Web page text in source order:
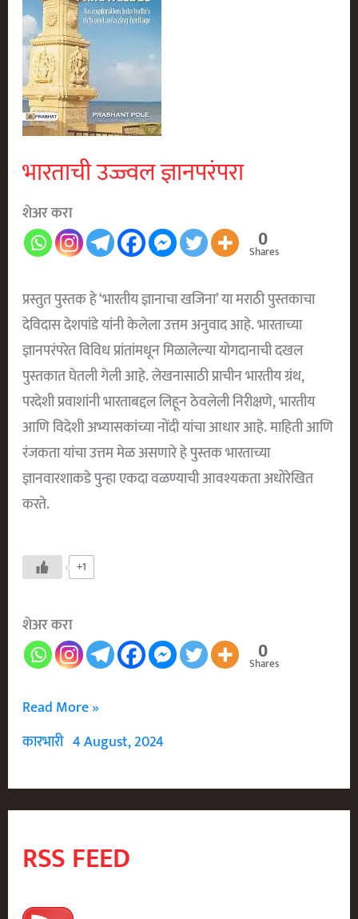
भारताची उज्ज्वल ज्ञानपरंपरा
शेअर करा
0
Shares
प्रस्तुत पुस्तक हे ‘भारतीय ज्ञानाचा खजिना’ या मराठी पुस्तकाचा
देविदास देशपांडे यांनी केलेला उत्तम अनुवाद आहे. भारताच्या
ज्ञानपरंपरेत विविध प्रांतांमधून मिळालेल्या योगदानाची दखल
पुस्तकात घेतली गेली आहे. लेखनासाठी प्राचीन भारतीय ग्रंथ,
परदेशी प्रवाशांनी भारताबद्दल लिहून ठेवलेली निरीक्षणे, भारतीय
आणि विदेशी अभ्यासकांच्या नोंदी यांचा आधार आहे. माहिती आणि
रंजकता यांचा उत्तम मेळ असणारे हे पुस्तक भारताच्या
ज्ञानवारशाकडे पुन्हा एकदा वळण्याची आवश्यकता अधोरेखित
करते.
+1
शेअर करा
0
Shares
भारताची
उज्ज्वल
Read More »
कारभारी 4 August, 2024
RSS FEED